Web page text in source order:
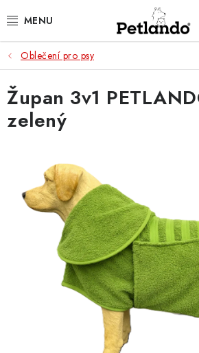
na
PRO PSY
PRO KOČKY
PRO PÁNÍČKY
ZACHRAŇ PRODUKT
O NÁS
KONTAKTY
Oblečení pro psy
Župan 3v1
zelený